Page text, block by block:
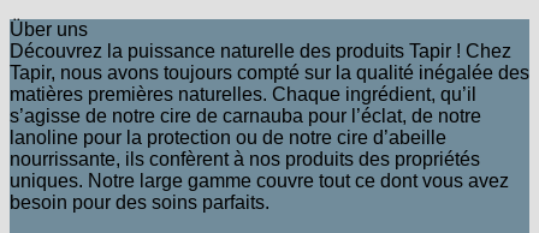
Über uns
Découvrez la puissance naturelle des produits Tapir ! Chez
Tapir, nous avons toujours compté sur la qualité inégalée des
matières premières naturelles. Chaque ingrédient, qu’il
s’agisse de notre cire de carnauba pour l’éclat, de notre
lanoline pour la protection ou de notre cire d’abeille
nourrissante, ils confèrent à nos produits des propriétés
uniques. Notre large gamme couvre tout ce dont vous avez
besoin pour des soins parfaits.